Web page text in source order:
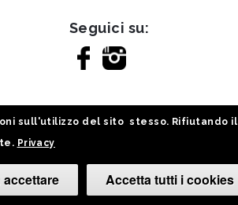
Seguici su:
sull'utilizzo del sito stesso. Rifiutando il
Privacy
accettare Accetta tutti i cookies